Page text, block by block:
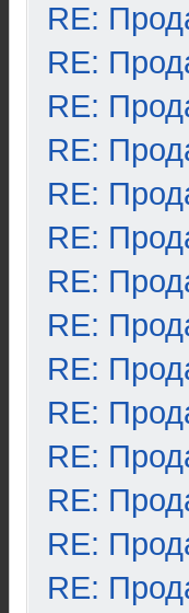
RE:
RE:
RE:
RE:
RE:
RE:
RE:
RE:
RE:
RE:
RE:
RE:
RE:
RE: